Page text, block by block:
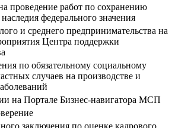
проведение работ по сохранению
федерального значения
и среднего предпринимательства на
Центра поддержки
по обязательному социальному
случаев на производстве и
на Портале Бизнес-навигатора МСП